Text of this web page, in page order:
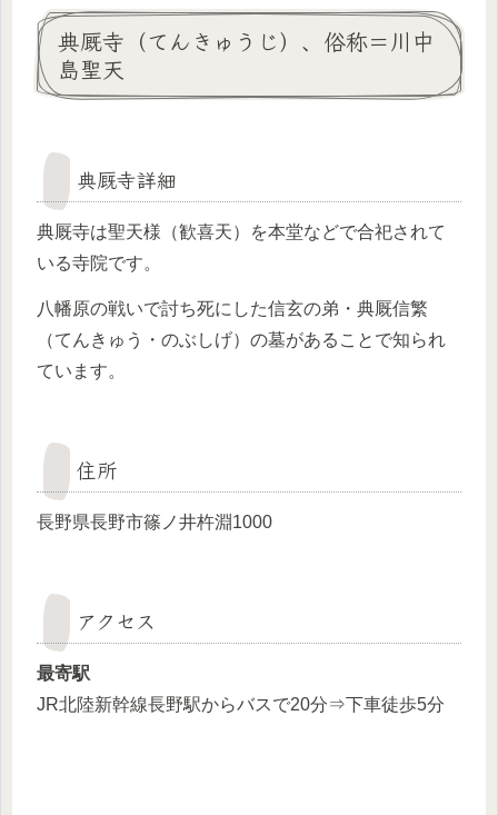
典厩寺（てんきゅうじ）、俗称＝川中
島聖天
典厩寺詳細
典厩寺は聖天様（歓喜天）を本堂などで合祀されて
いる寺院です。
八幡原の戦いで討ち死にした信玄の弟・典厩信繁
（てんきゅう・のぶしげ）の墓があることで知られ
ています。
住所
長野県長野市篠ノ井杵淵1000
アクセス
最寄駅
JR北陸新幹線長野駅からバスで20分⇒下車徒歩5分